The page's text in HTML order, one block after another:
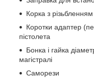
Корка з
Коротки адаптер
пістолета
Бонка і гайка
магістралі
Саморези